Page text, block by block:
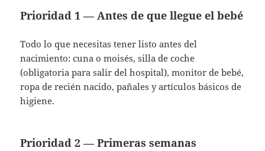
Prioridad 1 — Antes de que llegue el bebé
Todo lo que necesitas tener listo antes del
nacimiento: cuna o moisés, silla de coche
(obligatoria para salir del hospital), monitor de bebé,
ropa de recién nacido, pañales y artículos básicos de
higiene.
Prioridad 2 — Primeras semanas